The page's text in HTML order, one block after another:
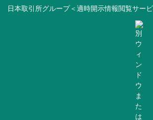
日本取引所グループ＜適時開示情報閲覧サー